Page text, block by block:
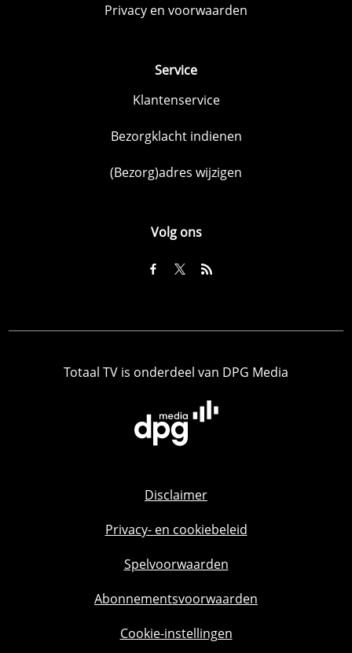
Privacy en voorwaarden
Service
Klantenservice
Bezorgklacht indienen
(Bezorg)adres wijzigen
Volg ons
Totaal TV is onderdeel van DPG Media
Disclaimer
Privacy- en cookiebeleid
Spelvoorwaarden
Abonnementsvoorwaarden
Cookie-instellingen